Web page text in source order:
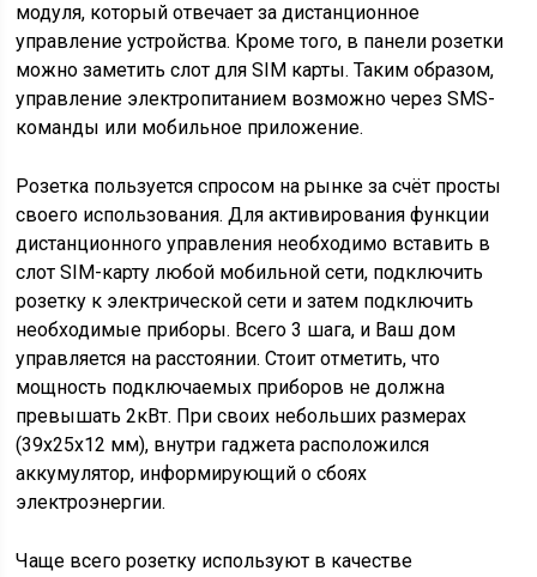
модуля, который отвечает за дистанционное
управление устройства. Кроме того, в панели розетки
можно заметить слот для SIM карты. Таким образом,
управление электропитанием возможно через SMS-
команды или мобильное приложение.
Розетка пользуется спросом на рынке за счёт просты
своего использования. Для активирования функции
дистанционного управления необходимо вставить в
слот SIM-карту любой мобильной сети, подключить
розетку к электрической сети и затем подключить
необходимые приборы. Всего 3 шага, и Ваш дом
управляется на расстоянии. Стоит отметить, что
мощность подключаемых приборов не должна
превышать 2кВт. При своих небольших размерах
(39х25х12 мм), внутри гаджета расположился
аккумулятор, информирующий о сбоях
электроэнергии.
Чаще всего розетку используют в качестве